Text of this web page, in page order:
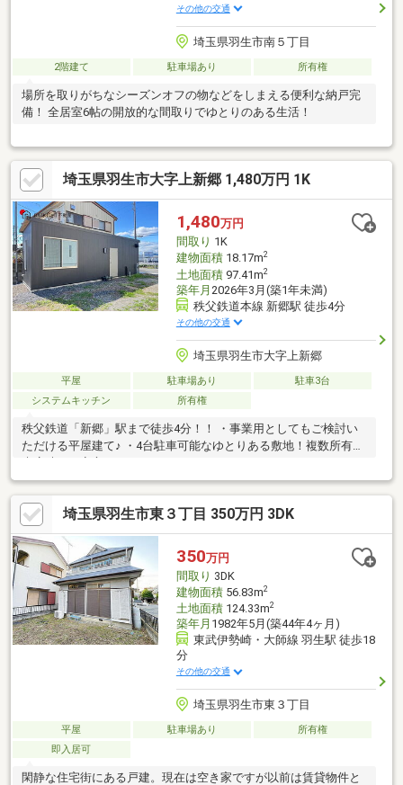
その他の交通
埼玉県羽生市南５丁目
2階建て 駐車場あり 所有権
場所を取りがちなシーズンオフの物などをしまえる便利な納戸完
備！ 全居室6帖の開放的な間取りでゆとりのある生活！
埼玉県羽生市大字上新郷 1,480万円 1K
1,480万円
間取り 1K
建物面積18.17m2
土地面積97.41m2
築年月 2026年3月(築1年未満)
秩父鉄道本線 新郷駅 徒歩4分
その他の交通
埼玉県羽生市大字上新郷
平屋 駐車場あり
駐車3台
システムキッチン
所有権
秩父鉄道「新郷」駅まで徒歩4分！！ ・事業用としてもご検討い
ただける平屋建て♪ ・4台駐車可能なゆとりある敷地！複数所有や
埼玉県羽生市東３丁目 350万円 3DK
350万円
間取り 3DK
建物面積56.83m2
土地面積124.33m2
築年月 1982年5月(築44年4ヶ月)
東武伊勢崎・大師線 羽生駅 徒歩18
分
その他の交通
埼玉県羽生市東３丁目
平屋 駐車場あり
所有権
即入居可
閑静な住宅街にある戸建。現在は空き家ですが以前は賃貸物件と